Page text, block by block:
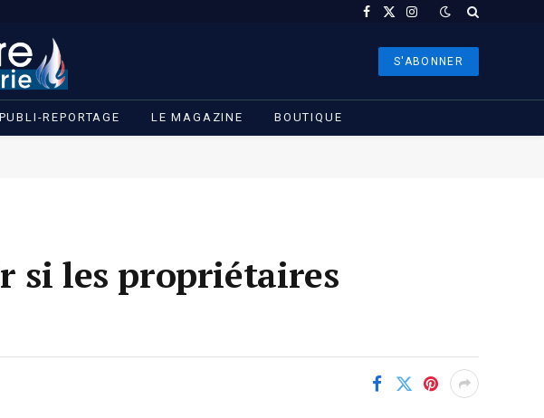
Facebook
X
Instagram
S'ABONNER
PUBLI-REPORTAGE LE MAGAZINE BOUTIQUE
si les propriétaires